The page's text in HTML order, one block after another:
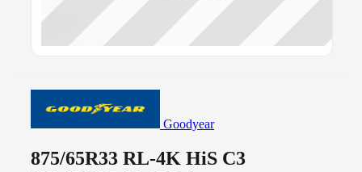
Goodyear
875/65R33 RL-4K HiS C3